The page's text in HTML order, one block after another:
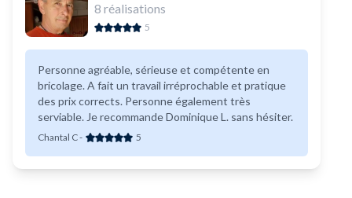
8 réalisations
5
Personne agréable, sérieuse et compétente en
bricolage. A fait un travail irréprochable et pratique
des prix corrects. Personne également très
serviable. Je recommande Dominique L. sans hésiter.
Chantal C- 5